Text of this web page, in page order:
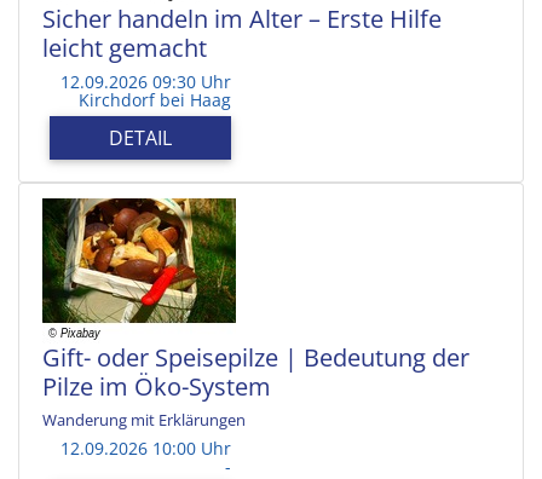
Sicher handeln im Alter – Erste Hilfe
leicht gemacht
12.09.2026 09:30 Uhr
Kirchdorf bei Haag
DETAIL
Gift- oder Speisepilze | Bedeutung der
Pilze im Öko-System
Wanderung mit Erklärungen
12.09.2026 10:00 Uhr
-